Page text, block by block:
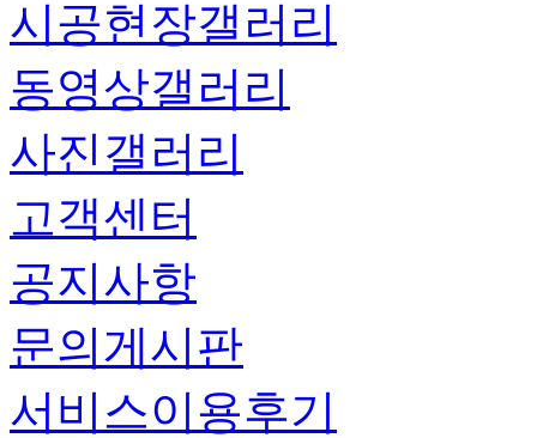
시공현장갤러리
동영상갤러리
사진갤러리
고객센터
공지사항
문의게시판
서비스이용후기